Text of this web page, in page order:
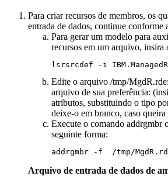
Para criar recursos de membros, os
entrada de dados, continue conforme
Para gerar um modelo para
recursos em um arquivo, insira
lsrsrcdef -i
Edite o arquivo /tmp/
arquivo de sua preferência:
atributos, substituindo o tipo
deixe-o em branco, caso
Execute o comando addrgmbr
seguinte forma:
addrgmbr -f  /tmp/
Arquivo de entrada de dados de